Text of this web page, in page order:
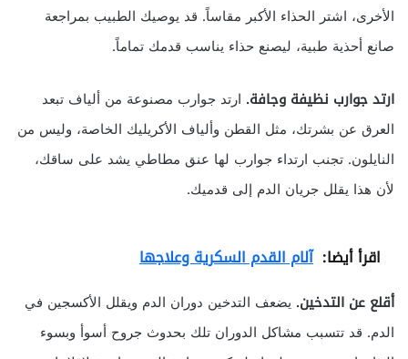
الأخرى، اشتر الحذاء الأكبر مقاساً. قد يوصيك الطبيب بمراجعة
صانع أحذية طبية، ليصنع حذاء يناسب قدمك تماماً.
ارتد جوارب نظيفة وجافة. ارتد جوارب مصنوعة من ألياف تبعد
العرق عن بشرتك، مثل القطن وألياف الأكريليك الخاصة، وليس من
النايلون. تجنب ارتداء جوارب لها عنق مطاطي يشد على ساقك،
لأن هذا يقلل جريان الدم إلى قدميك.
اقرأ أيضا: آلام القدم السكرية وعلاجها
أقلع عن التدخين. يضعف التدخين دوران الدم ويقلل الأكسجين في
الدم. قد تتسبب مشاكل الدوران تلك بحدوث جروح أسوأ وبسوء